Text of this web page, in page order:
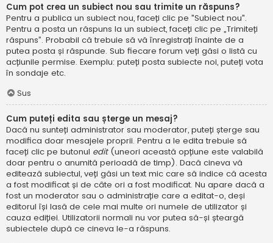
Cum pot crea un subiect nou sau trimite un răspuns?
Pentru a publica un subiect nou, faceți clic pe "Subiect nou".
Pentru a posta un răspuns la un subiect, faceți clic pe „Trimiteți
răspuns”. Probabil că trebuie să vă înregistrați înainte de a
putea posta și răspunde. Sub fiecare forum veți găsi o listă cu
acțiunile permise. Exemplu: puteți posta subiecte noi, puteți vota
în sondaje etc.
Sus
Cum puteți edita sau șterge un mesaj?
Dacă nu sunteți administrator sau moderator, puteți șterge sau
modifica doar mesajele proprii. Pentru a le edita trebuie să
faceți clic pe butonul edit (uneori această opțiune este valabilă
doar pentru o anumită perioadă de timp). Dacă cineva vă
editează subiectul, veți găsi un text mic care să indice că acesta
a fost modificat și de câte ori a fost modificat. Nu apare dacă a
fost un moderator sau o administrație care a editat-o, deși
editorul își lasă de cele mai multe ori numele de utilizator și
cauza ediției. Utilizatorii normali nu vor putea să-și șteargă
subiectele după ce cineva le-a răspuns.